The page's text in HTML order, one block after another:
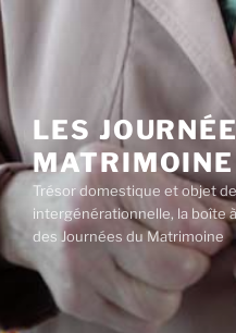
Aller
au
contenu
principal
LES
MATRIMOINE
Trésor domestique et objet
intergénérationnelle, la boîte
des Journées du Matrimoine